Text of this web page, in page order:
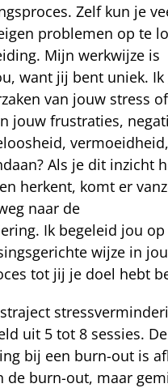
Zelf kun je
problemen op te
Mijn werkwijze is
want jij bent uniek. Ik
van jouw stress
jouw frustraties,
vermoeidheid,
Als je dit inzicht
herkent, komt er
naar de
Ik begeleid jou op
wijze in
tot jij je doel hebt
uit 5 tot 8 sessies.
bij een burn-out is
de burn-out, maar